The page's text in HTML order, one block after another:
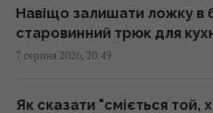
штурвал Boeing 737 і був
20:18 п'ятниця, 07 серпня 2026
"пекельні санкції" проти
Навіщо залишати ложку в
старовинний трюк для
7 серпня 2026, 20:49
Як сказати "сміється той,